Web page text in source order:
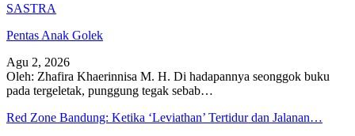
SASTRA
Pentas Anak Golek
Agu 2, 2026
Oleh: Zhafira Khaerinnisa M. H. Di hadapannya seonggok buku
pada tergeletak, punggung tegak sebab…
Red Zone Bandung: Ketika ‘Leviathan’ Tertidur dan Jalanan…